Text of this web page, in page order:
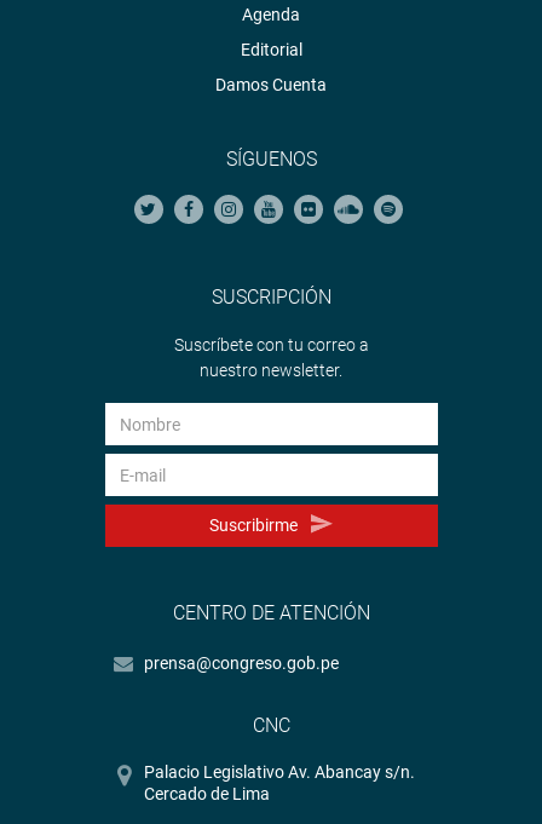
Agenda
Editorial
Damos Cuenta
SÍGUENOS
SUSCRIPCIÓN
Suscríbete con tu correo a
nuestro newsletter.
Suscribirme
CENTRO DE ATENCIÓN
prensa@congreso.gob.pe
CNC
Palacio Legislativo Av. Abancay s/n.
Cercado de Lima